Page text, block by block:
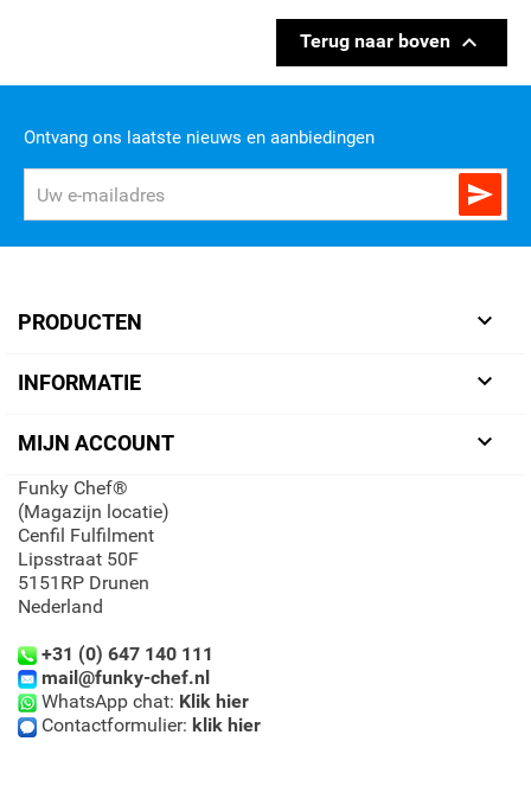
Terug naar boven 
Ontvang ons laatste nieuws en aanbiedingen

PRODUCTEN 
INFORMATIE 
MIJN ACCOUNT 
Funky Chef®
(Magazijn locatie)
Cenfil Fulfilment
Lipsstraat 50F
5151RP Drunen
Nederland
+31 (0) 647 140 111
mail@funky-chef.nl
WhatsApp chat: Klik hier
Contactformulier: klik hier